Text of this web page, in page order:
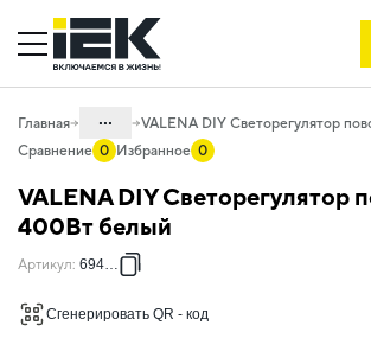
Главная ...
06. Изделия электроустановочные,
удлинители и силовые разъемы
06.01 Электроустановочные изделия
06.01.14 Электроустановочные
Сравнение 0 Избранное 0
VALENA DIY Светорегулятор
400Вт белый
Артикул: 694288
Сгенерировать QR - код